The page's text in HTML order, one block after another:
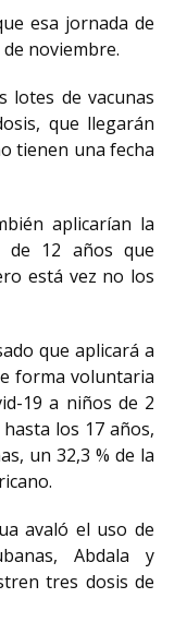
esa jornada de
noviembre.
lotes de vacunas
que llegarán
tienen una fecha
aplicarían la
de 12 años que
está vez no los
que aplicará a
forma voluntaria
19 a niños de 2
los 17 años,
un 32,3 % de la
avaló el uso de
Abdala y
tres dosis de